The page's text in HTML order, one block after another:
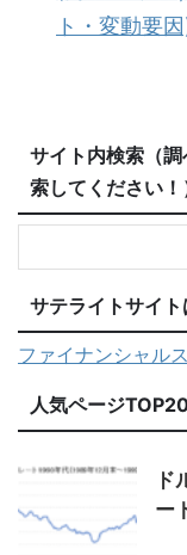
ト・変動要
サイト内検索（
索してください！
サテライトサイト
ファイナンシャル
人気ページ
ド
ー